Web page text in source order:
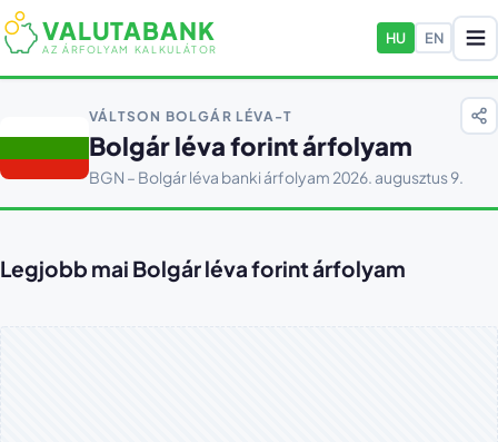
VALUTABANK
AZ ÁRFOLYAM KALKULÁTOR
HU EN
VÁLTSON BOLGÁR LÉVA-T
Bolgár léva forint árfolyam
BGN – Bolgár léva banki árfolyam 2026. augusztus 9.
Legjobb mai Bolgár léva forint árfolyam